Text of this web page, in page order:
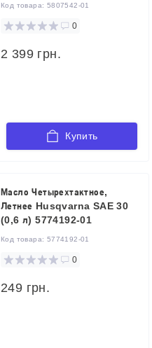
Код товара: 5807542-01
0
2 399 грн.
Купить
Масло Четырехтактное,
Летнее Husqvarna SAE 30
(0,6 л) 5774192-01
Код товара: 5774192-01
0
249 грн.